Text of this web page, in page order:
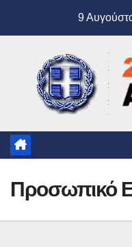
9
Προσωπικό